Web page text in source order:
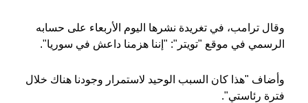
وقال ترامب، في تغريدة نشرها اليوم الأربعاء على حسابه
الرسمي في موقع "تويتر": "إننا هزمنا داعش في سوريا".
وأضاف "هذا كان السبب الوحيد لاستمرار وجودنا هناك خلال
فترة رئاستي".